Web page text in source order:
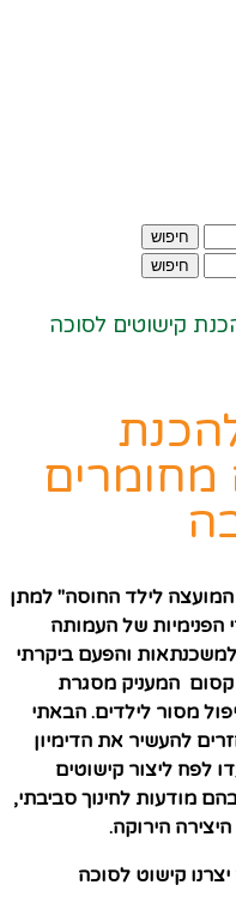
חיפוש
חיפוש
קישוטים לסוכה
מחומרים
המועצה לילד החוסה" למתן
הפנימיות של העמותה
והפעם ביקרתי
קסום המעניק מסגרת
מסור לילדים. הבאתי
להעשיר את הדימיון
לפח ליצור קישוטים
מודעות לחינוך סביבתי,
הירוקה.
קישוט לסוכה